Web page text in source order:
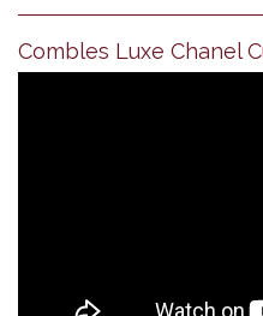
Combles Luxe Chanel